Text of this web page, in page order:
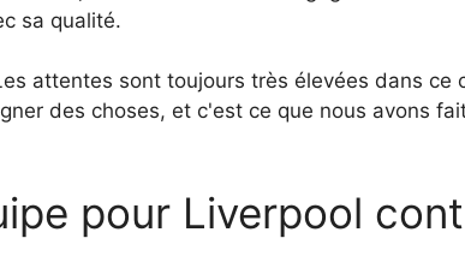
sa qualité.
attentes sont toujours très élevées dans
des choses, et c'est ce que nous avons
pour Liverpool